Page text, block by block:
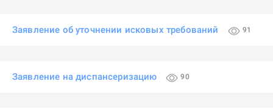
Заявление об уточнении исковых требований 91
Заявление на диспансеризацию 90